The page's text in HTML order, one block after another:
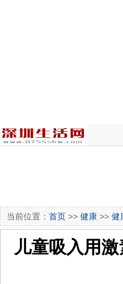
当前位置： 首页 >> 健康 >> 健
儿童吸入用